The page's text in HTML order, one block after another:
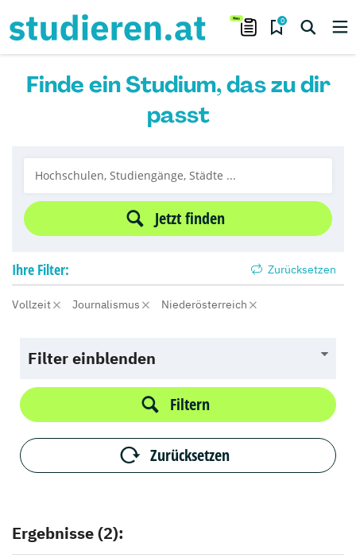
0
Finde ein Studium, das zu dir
passt
Jetzt finden
Ihre Filter: Zurücksetzen
Vollzeit Journalismus Niederösterreich
Filter einblenden
Filtern
Zurücksetzen
Ergebnisse (2):